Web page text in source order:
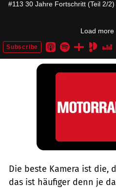
Die beste Kamera ist die,
das ist häufiger denn je